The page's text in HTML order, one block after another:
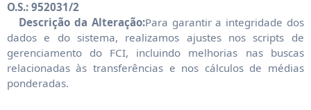
O.S.: 952031/2
Descrição da Alteração:Para garantir a integridade dos
dados e do sistema, realizamos ajustes nos scripts de
gerenciamento do FCI, incluindo melhorias nas buscas
relacionadas às transferências e nos cálculos de médias
ponderadas.